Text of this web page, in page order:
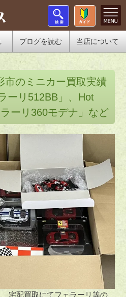
ブログを読む 当店について
市のミニカー買取実績
ーリ512BB」、Hot
ーリ360モデナ」など
宅配買取にてフェラーリ等の